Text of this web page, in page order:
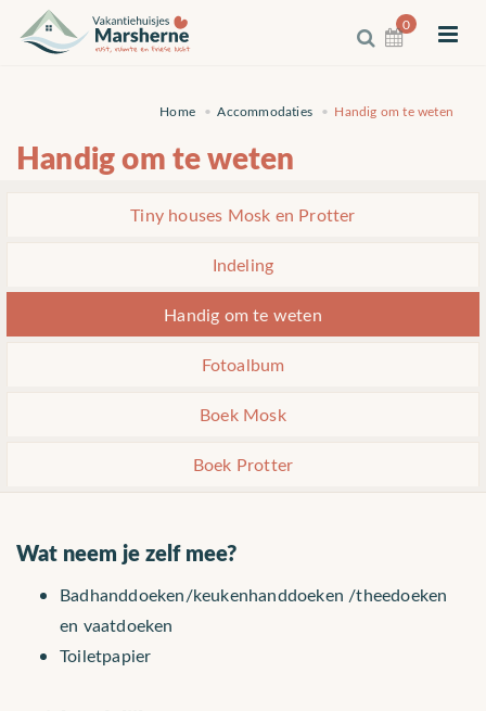
0
Home Accommodaties Handig om te weten
Handig om te weten
Tiny houses Mosk en Protter
Indeling
Handig om te weten
Fotoalbum
Boek Mosk
Boek Protter
Wat neem je zelf mee?
Badhanddoeken/keukenhanddoeken /theedoeken
en vaatdoeken
Toiletpapier